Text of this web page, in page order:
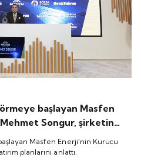
başlayan Masfen
Songur, şirketin
Masfen Enerji'nin Kurucu
planlarını anlattı.